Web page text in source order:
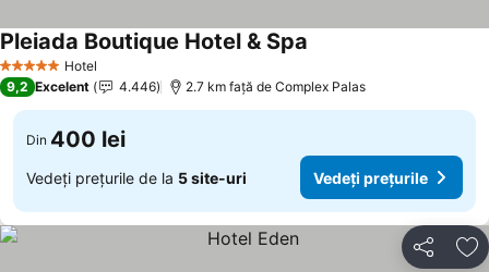
5 Stele Hotel
Pleiada Boutique Hotel & Spa
9,2 Excelent 4.446 2.7 km faţă de Complex Palas
Din 400 lei
Vedeți prețurile de la 5 site-uri Vedeți prețurile
Distribuiți